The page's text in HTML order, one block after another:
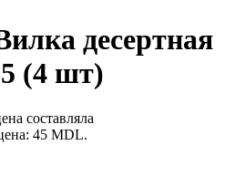
десертная
(4 шт)
составляла
45 MDL.